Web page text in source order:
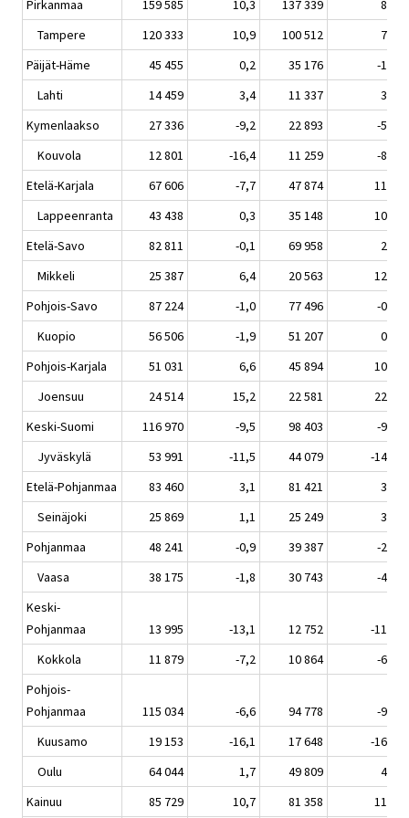
Pirkanmaa
159 585 10,3 137 339
8,4
Tampere
120 333 10,9 100 512
7,4
Päijät-Häme
45 455 0,2 35 176
-1,2
Lahti
14 459 3,4 11 337
3,9
Kymenlaakso
27 336 -9,2 22 893
-5,4
Kouvola
12 801 -16,4 11 259
-8,2
Etelä-Karjala
67 606 -7,7 47 874
11,4
Lappeenranta
43 438 0,3 35 148
10,5
Etelä-Savo
82 811 -0,1 69 958
2,5
Mikkeli
25 387 6,4 20 563
12,9
Pohjois-Savo
87 224 -1,0 77 496
-0,7
Kuopio
56 506 -1,9 51 207
0,7
Pohjois-Karjala
51 031 6,6 45 894
10,4
Joensuu
24 514 15,2 22 581
22,1
Keski-Suomi
116 970 -9,5 98 403
-9,0
Jyväskylä
53 991 -11,5 44 079
-14,8
Etelä-Pohjanmaa
83 460 3,1 81 421
3,5
Seinäjoki
25 869 1,1 25 249
3,0
Pohjanmaa
48 241 -0,9 39 387
-2,7
Vaasa
38 175 -1,8 30 743
-4,2
Keski-
Pohjanmaa
13 995 -13,1 12 752
-11,8
Kokkola
11 879 -7,2 10 864
-6,9
Pohjois-
Pohjanmaa
115 034 -6,6 94 778
-9,1
Kuusamo
19 153 -16,1 17 648
-16,1
Oulu
64 044 1,7 49 809
4,1
Kainuu
85 729 10,7 81 358 11,2